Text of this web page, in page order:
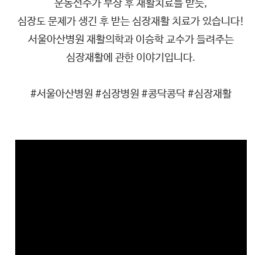
운동선수가 부상 후 재활치료를 받듯,
심장도 문제가 생긴 후 받는 심장재활 치료가 있습니다!
서울아산병원 재활의학과 이승학 교수가 들려주는
심장재활에 관한 이야기입니다.
#서울아산병원 #심장병원 #콩닥콩닥 #심장재활